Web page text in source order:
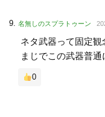
名無しのスプラトゥーン
ネタ武器って固定観
まじでこの武器普
0